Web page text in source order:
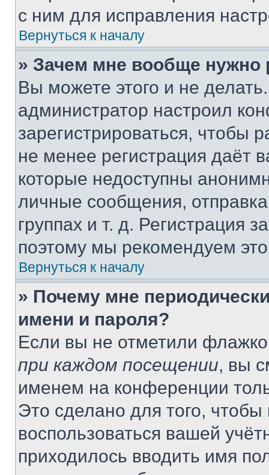
с ним для исправления
Вернуться к началу
» Зачем мне вообще нужно
Вы можете этого и не
администратор настроил
зарегистрироваться, чтобы
не менее регистрация даёт
которые недоступны
личные сообщения,
группах и т. д. Регистрация
поэтому мы рекомендуем
Вернуться к началу
» Почему мне
имени и пароля?
Если вы не отметили
при каждом посещении, вы
именем на конференции
Это сделано для того, чтобы
воспользоваться вашей
приходилось вводить имя